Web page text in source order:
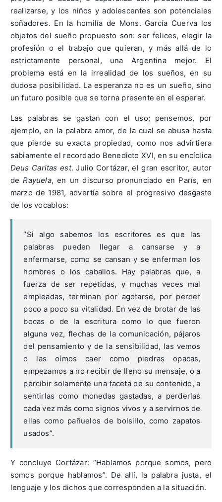
realizarse, y los niños y adolescentes son potenciales
soñadores. En la homilía de Mons. García Cuerva los
objetos del sueño propuesto son: ser felices, elegir la
profesión o el trabajo que quieran, y más allá de lo
estrictamente personal, una Argentina mejor. El
problema está en la irrealidad de los sueños, en su
dudosa posibilidad. La esperanza no es un sueño, sino
un futuro posible que se torna presente en el esperar.
Las palabras se gastan con el uso; pensemos, por
ejemplo, en la palabra amor, de la cual se abusa hasta
que pierde su exacta propiedad, como nos advirtiera
sabiamente el recordado Benedicto XVI, en su encíclica
Deus Caritas est. Julio Cortázar, el gran escritor, autor
deRayuela, en un discurso pronunciado en París, en
marzo de 1981, advertía sobre el progresivo desgaste
de los vocablos:
“Si algo sabemos los escritores es que las
palabras pueden llegar a cansarse y a
enfermarse, como se cansan y se enferman los
hombres o los caballos. Hay palabras que, a
fuerza de ser repetidas, y muchas veces mal
empleadas, terminan por agotarse, por perder
poco a poco su vitalidad. En vez de brotar de las
bocas o de la escritura como lo que fueron
alguna vez, flechas de la comunicación, pájaros
del pensamiento y de la sensibilidad, las vemos
o las oímos caer como piedras opacas,
empezamos a no recibir de lleno su mensaje, o a
percibir solamente una faceta de su contenido, a
sentirlas como monedas gastadas, a perderlas
cada vez más como signos vivos y a servirnos de
ellas como pañuelos de bolsillo, como zapatos
usados”.
Y concluye Cortázar: “Hablamos porque somos, pero
somos porque hablamos”. De allí, la palabra justa, el
lenguaje y los dichos que corresponden a la situación.